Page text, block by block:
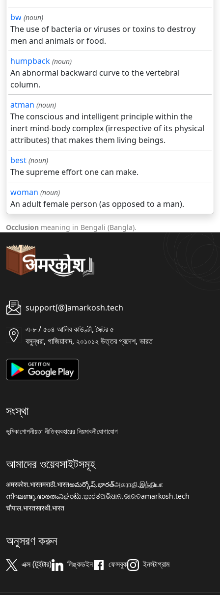
bw (noun)
The use of bacteria or viruses or toxins to destroy
men and animals or food.
humpback (noun)
An abnormal backward curve to the vertebral
column.
atman (noun)
The conscious and intelligent principle within the
inert mind-body complex (irrespective of its physical
attributes) that makes them living beings.
best (noun)
The supreme effort one can make.
woman (noun)
An adult female person (as opposed to a man).
Occlusion meaning in Bengali (Bangla).
support[@]amarkosh.tech
এ-৮ / ৫০৪ আলিব কাউণ্টী, সৈক্টর ৫
বসুন্ধরা, গাজিয়াবাদ, ২০১০১২ উত্তর প্রদেশ, ভারত
সংস্থা
ভূমিকাগোপনীয়তা নীতিব্যবহারের নিয়মাবলীযোগাযোগ
আমাদের ওয়েবসাইটসমূহ
अमरकोश.भारतमराठी.भारतఅమర్కోష్.భారత్அகராதி.இந்தியா
നിഘണ്ടു.ഭാരതംನಿಘಂಟು.ಭಾರತଅଭିଧାନ.ଭାରତamarkosh.tech
चौपाल.भारतसारथी.भारत
অনুসরণ করুন
এক্স (টুইটার) লিঙ্কডইন ফেসবুক ইনস্টাগ্রাম